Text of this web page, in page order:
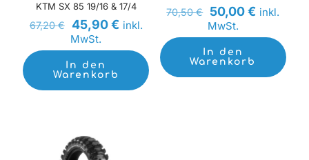
KTM SX 85 19/16 & 17/4
67,20€
Ursprünglicher
Preis
war:
67,20 €
45,90€Aktueller
ist:
45,90 €.
inkl.
MwSt.
In den
Warenkorb
70,50€
Ursprünglicher
Preis
war:
70,50 €
50,00€ Aktueller
ist:
50,00 €.
inkl.
MwSt.
In den
Warenkorb